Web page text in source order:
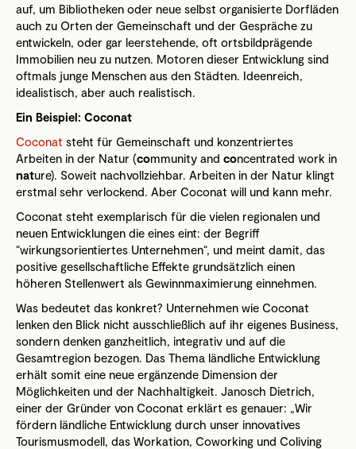
auf, um Bibliotheken oder neue selbst organisierte Dorfläden
auch zu Orten der Gemeinschaft und der Gespräche zu
entwickeln, oder gar leerstehende, oft ortsbildprägende
Immobilien neu zu nutzen. Motoren dieser Entwicklung sind
oftmals junge Menschen aus den Städten. Ideenreich,
idealistisch, aber auch realistisch.
Ein Beispiel: Coconat
Coconat steht für Gemeinschaft und konzentriertes
Arbeiten in der Natur (community and concentrated work in
nature). Soweit nachvollziehbar. Arbeiten in der Natur klingt
erstmal sehr verlockend. Aber Coconat will und kann mehr.
Coconat steht exemplarisch für die vielen regionalen und
neuen Entwicklungen die eines eint: der Begriff
“wirkungsorientiertes Unternehmen“, und meint damit, das
positive gesellschaftliche Effekte grundsätzlich einen
höheren Stellenwert als Gewinnmaximierung einnehmen.
Was bedeutet das konkret? Unternehmen wie Coconat
lenken den Blick nicht ausschließlich auf ihr eigenes Business,
sondern denken ganzheitlich, integrativ und auf die
Gesamtregion bezogen. Das Thema ländliche Entwicklung
erhält somit eine neue ergänzende Dimension der
Möglichkeiten und der Nachhaltigkeit. Janosch Dietrich,
einer der Gründer von Coconat erklärt es genauer: „Wir
fördern ländliche Entwicklung durch unser innovatives
Tourismusmodell, das Workation, Coworking und Coliving